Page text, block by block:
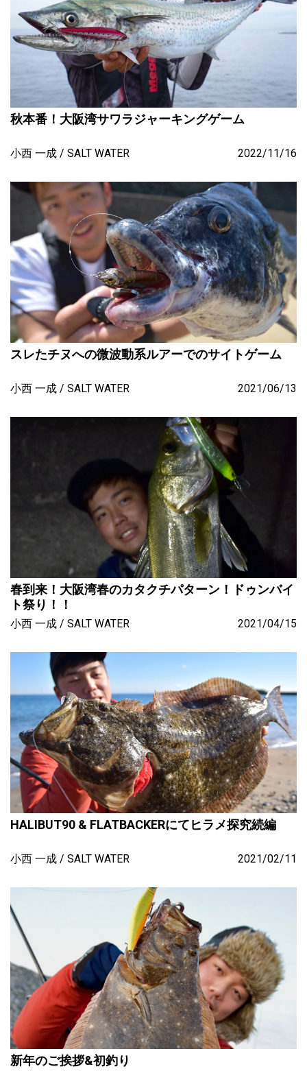
秋本番！大阪湾サワラジャーキングゲーム
小西 一成 SALT WATER 2022/11/16
スレたチヌへの微波動系ルアーでのサイトゲーム
小西 一成 SALT WATER 2021/06/13
春到来！大阪湾春のカタクチパターン！ドゥンバイ
ト祭り！！
小西 一成 SALT WATER 2021/04/15
HALIBUT90 & FLATBACKERにてヒラメ探究続編
小西 一成 SALT WATER 2021/02/11
新年のご挨拶&初釣り